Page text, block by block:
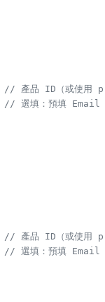
// 產品 ID（或使用
// 選填：預填 Email
// 產品 ID（或使用
// 選填：預填 Email